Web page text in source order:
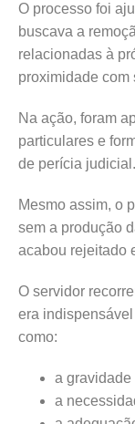
O processo foi
buscava a
relacionadas à
proximidade
Na ação, foram
particulares e
de perícia judicial.
Mesmo assim, o
sem a produção
acabou rejeitado
O servidor
era
como:
a gravidade
a